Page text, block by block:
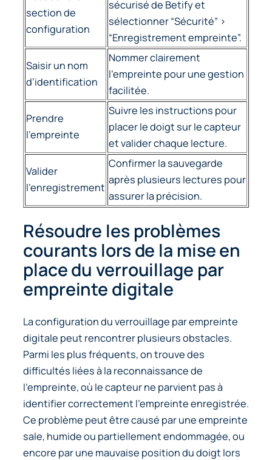
section de
configuration
sécurisé de Betify et
sélectionner “Sécurité” >
“Enregistrement empreinte”.
Saisir un nom
d’identification
Nommer clairement
l’empreinte pour une gestion
facilitée.
Prendre
l’empreinte
Suivre les instructions pour
placer le doigt sur le capteur
et valider chaque lecture.
Valider
l’enregistrement
Confirmer la sauvegarde
après plusieurs lectures pour
assurer la précision.
Résoudre les problèmes
courants lors de la mise en
place du verrouillage par
empreinte digitale
La configuration du verrouillage par empreinte
digitale peut rencontrer plusieurs obstacles.
Parmi les plus fréquents, on trouve des
difficultés liées à la reconnaissance de
l’empreinte, où le capteur ne parvient pas à
identifier correctement l’empreinte enregistrée.
Ce problème peut être causé par une empreinte
sale, humide ou partiellement endommagée, ou
encore par une mauvaise position du doigt lors